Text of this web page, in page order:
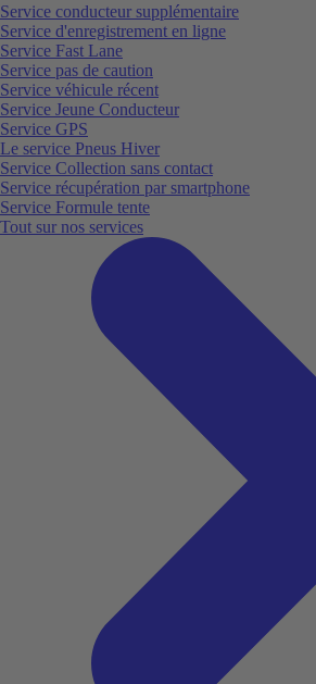
Service conducteur supplémentaire
Service d'enregistrement en ligne
Service Fast Lane
Service pas de caution
Service véhicule récent
Service Jeune Conducteur
Service GPS
Le service Pneus Hiver
Service Collection sans contact
Service récupération par smartphone
Service Formule tente
Tout sur nos services